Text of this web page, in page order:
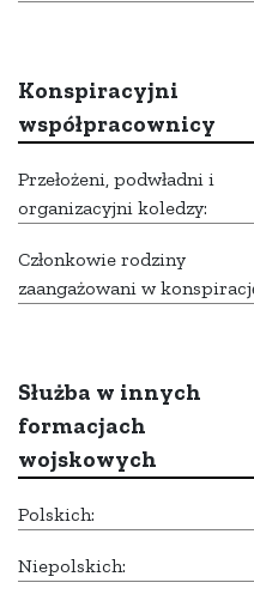
Konspiracyjni
współpracownicy
Przełożeni, podwładni i
organizacyjni koledzy:
Członkowie rodziny
zaangażowani w
Służba w innych
formacjach
wojskowych
Polskich:
Niepolskich: